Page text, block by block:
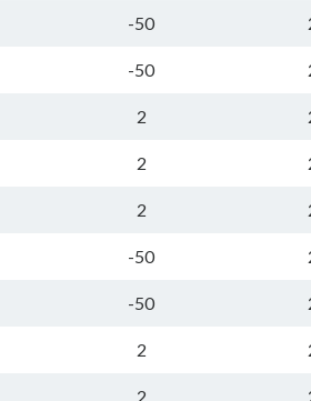
-50
-50
2
2
2
-50
-50
2
2